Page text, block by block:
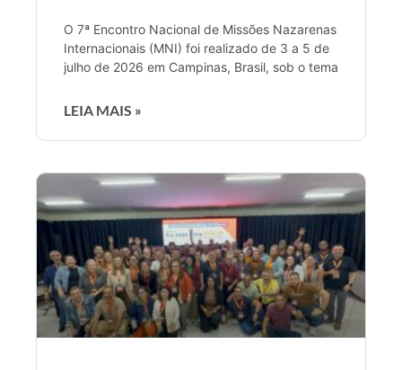
O 7ª Encontro Nacional de Missões Nazarenas
Internacionais (MNI) foi realizado de 3 a 5 de
julho de 2026 em Campinas, Brasil, sob o tema
LEIA MAIS »